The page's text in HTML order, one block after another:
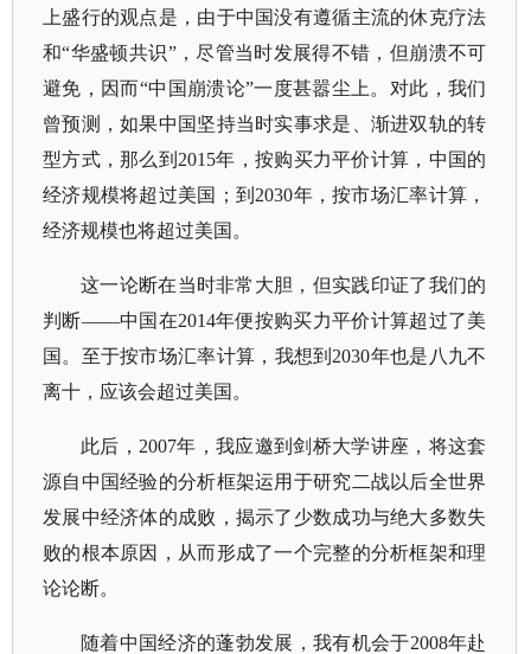
上盛行的观点是，由于中国没有遵循主流的休克疗法
和“华盛顿共识”，尽管当时发展得不错，但崩溃不可
避免，因而“中国崩溃论”一度甚嚣尘上。对此，我们
曾预测，如果中国坚持当时实事求是、渐进双轨的转
型方式，那么到2015年，按购买力平价计算，中国的
经济规模将超过美国；到2030年，按市场汇率计算，
经济规模也将超过美国。
这一论断在当时非常大胆，但实践印证了我们的
判断——中国在2014年便按购买力平价计算超过了美
国。至于按市场汇率计算，我想到2030年也是八九不
离十，应该会超过美国。
此后， 2007年，我应邀到剑桥大学讲座，将这套
源自中国经验的分析框架运用于研究二战以后全世界
发展中经济体的成败，揭示了少数成功与绝大多数失
败的根本原因，从而形成了一个完整的分析框架和理
论论断。
随着中国经济的蓬勃发展，我有机会于2008年赴